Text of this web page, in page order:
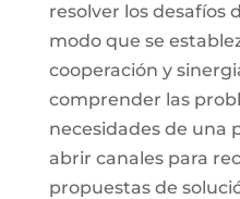
resolver los desafíos
modo que se
cooperación y
comprender las
necesidades de una
abrir canales para
propuestas de